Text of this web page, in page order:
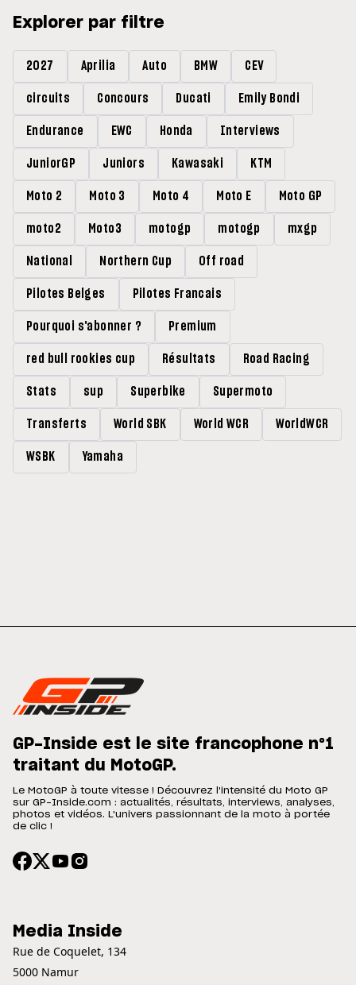
Explorer par filtre
2027 Aprilia Auto BMW CEV
circuits Concours Ducati Emily Bondi
Endurance EWC Honda Interviews
JuniorGP Juniors Kawasaki KTM
Moto 2 Moto 3 Moto 4 Moto E Moto GP
moto2 Moto3 motogp motogp mxgp
National Northern Cup Off road
Pilotes Belges Pilotes Francais
Pourquoi s'abonner ? Premium
red bull rookies cup Résultats Road Racing
Stats sup Superbike Supermoto
Transferts World SBK World WCR WorldWCR
WSBK Yamaha
GP-Inside est le site francophone n°1
traitant du MotoGP.
Le MotoGP à toute vitesse ! Découvrez l'intensité du Moto GP
sur GP-Inside.com : actualités, résultats, interviews, analyses,
photos et vidéos. L'univers passionnant de la moto à portée
de clic !
Media Inside
Rue de Coquelet, 134
5000 Namur